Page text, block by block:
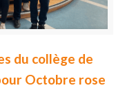
du collège de
Octobre rose